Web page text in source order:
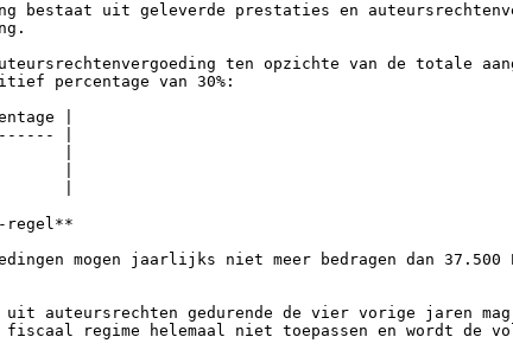
bestaat uit geleverde prestaties en
ten opzichte van de totale
percentage van 30%:
|
|
|
|
|
regel**
mogen jaarlijks niet meer bedragen dan
uit auteursrechten gedurende de vier vorige jaren
fiscaal regime helemaal niet toepassen en wordt de